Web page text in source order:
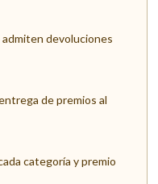
admiten devoluciones
de premios al
categoría y premio